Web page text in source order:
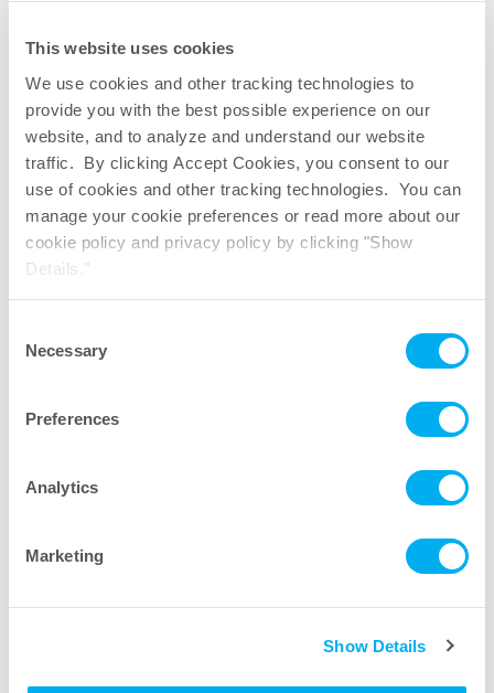
This website uses cookies
We use cookies and other tracking technologies to
provide you with the best possible experience on our
website, and to analyze and understand our website
traffic. By clicking Accept Cookies, you consent to our
use of cookies and other tracking technologies. You can
manage your cookie preferences or read more about our
cookie policy and privacy policy by clicking "Show
Details."
Selection
Necessary
Preferences
Analytics
Marketing
Show Details
nuestros expertos de la